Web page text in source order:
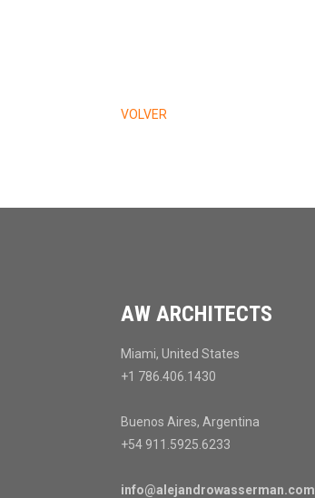
VOLVER
AW ARCHITECTS
Miami, United States
+1 786.406.1430
Buenos Aires, Argentina
+54 911.5925.6233
info@alejandrowasserman.com